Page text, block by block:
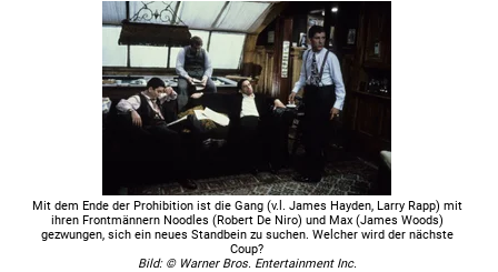
Mit dem Ende der Prohibition ist die Gang (v.l. James Hayden, Larry Rapp) mit
ihren Frontmännern Noodles (Robert De Niro) und Max (James Woods)
gezwungen, sich ein neues Standbein zu suchen. Welcher wird der nächste
Coup?
Bild: © Warner Bros. Entertainment Inc.